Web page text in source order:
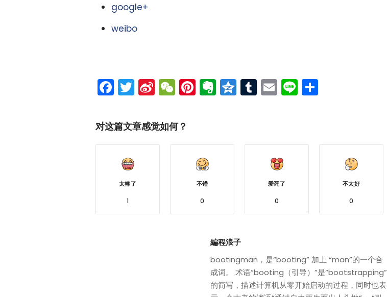
google+
weibo
Facebook
Twitter
Sina
Weibo
WeChat
Pinterest
Evernote
Qzone
Tumblr
Email
Line
对这篇文章感觉如何？
太棒了
1
不错
0
爱死了
0
不太好
0
編程浪子
bootingman，是“booting” 加上 “man”的一个合
成词。 术语“booting（引导）”是“bootstrapping”
的简写，描述计算机从零开始启动的过程，同时也表